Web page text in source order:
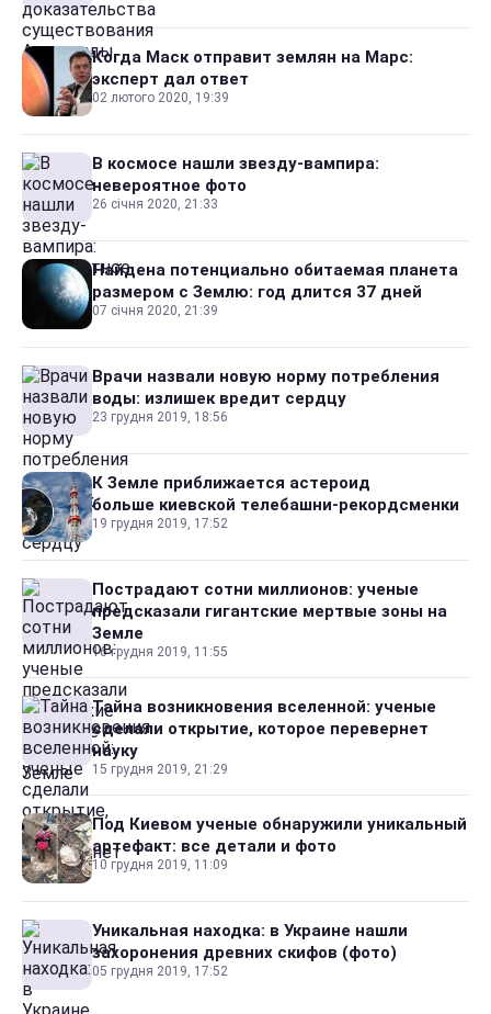
Когда Маск отправит землян на Марс:
эксперт дал ответ
02 лютого 2020, 19:39
В космосе нашли звезду-вампира:
невероятное фото
26 січня 2020, 21:33
Найдена потенциально обитаемая планета
размером с Землю: год длится 37 дней
07 січня 2020, 21:39
Врачи назвали новую норму потребления
воды: излишек вредит сердцу
23 грудня 2019, 18:56
К Земле приближается астероид
больше киевской телебашни-рекордсменки
19 грудня 2019, 17:52
Пострадают сотни миллионов: ученые
предсказали гигантские мертвые зоны на
Земле
16 грудня 2019, 11:55
Тайна возникновения вселенной: ученые
сделали открытие, которое перевернет
науку
15 грудня 2019, 21:29
Под Киевом ученые обнаружили уникальный
артефакт: все детали и фото
10 грудня 2019, 11:09
Уникальная находка: в Украине нашли
захоронения древних скифов (фото)
05 грудня 2019, 17:52